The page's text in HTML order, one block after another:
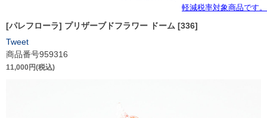
軽減税率対象商品です。
[パレフローラ] プリザーブドフラワー ドーム [336]
Tweet
商品番号959316
11,000円(税込)